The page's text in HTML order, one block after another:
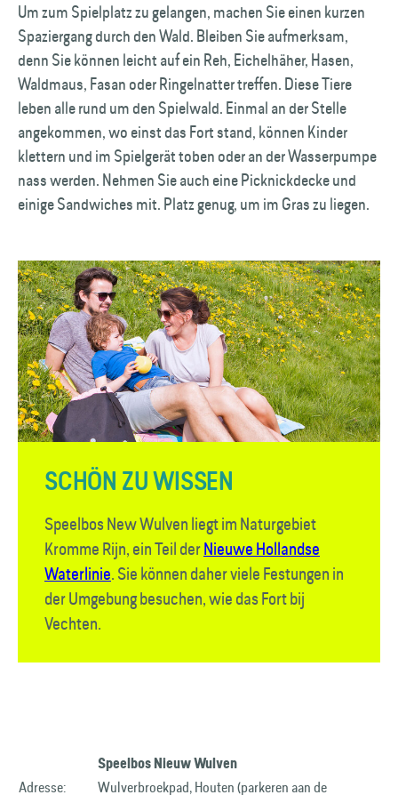
Um zum Spielplatz zu gelangen, machen Sie einen kurzen
Spaziergang durch den Wald. Bleiben Sie aufmerksam,
denn Sie können leicht auf ein Reh, Eichelhäher, Hasen,
Waldmaus, Fasan oder Ringelnatter treffen. Diese Tiere
leben alle rund um den Spielwald. Einmal an der Stelle
angekommen, wo einst das Fort stand, können Kinder
klettern und im Spielgerät toben oder an der Wasserpumpe
nass werden. Nehmen Sie auch eine Picknickdecke und
einige Sandwiches mit. Platz genug, um im Gras zu liegen.
SCHÖN ZU WISSEN
Speelbos New Wulven liegt im Naturgebiet
Kromme Rijn, ein Teil derNieuwe Hollandse
Waterlinie. Sie können daher viele Festungen in
der Umgebung besuchen, wie das Fort bij
Vechten.
Speelbos Nieuw Wulven
Adresse: Wulverbroekpad, Houten (parkeren aan de